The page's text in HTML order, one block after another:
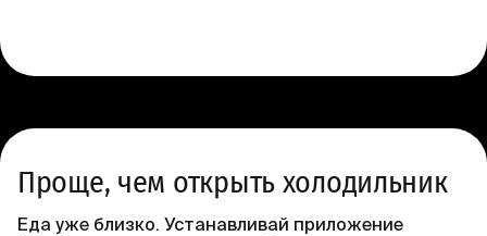
Проще, чем открыть холодильник
Еда уже близко. Устанавливай приложение